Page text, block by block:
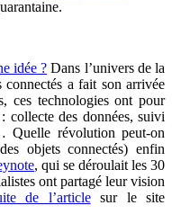
idée ? Dans l’univers de la
connectés a fait son arrivée
ces technologies ont pour
collecte des données, suivi
Quelle révolution peut-on
objets connectés) enfin
, qui se déroulait les 30
ont partagé leur vision
de l’articlesur le site